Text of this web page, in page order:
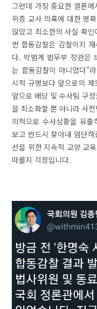
그런데 가장 중요한 결론
위증 교사 의혹에 대한 명
않았고 최소한의 사실 확
번 합동감찰은 감찰이지
다. 박범계 법무부 장관은
는 합동감찰이 아니었다"
시적 규명보다 앞으로의
앞으로 배당 및 수사팀 구
을 최소화할 뿐 아니라 사
의적으로 수사상황을 유
보고 반드시 찾아내 엄단
선을 위한 지속적 교양 교
따를지 걱정입니다.